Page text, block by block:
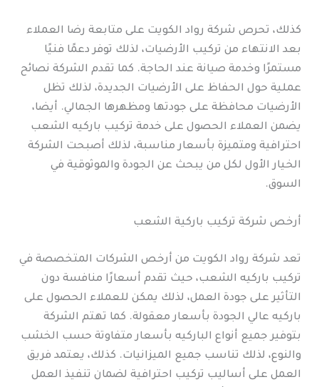
كذلك، تحرص شركة رواد الكويت على متابعة رضا العملاء
بعد الانتهاء من تركيب الأرضيات، لذلك توفر دعمًا فنيًا
مستمرًا وخدمة صيانة عند الحاجة. كما تقدم الشركة نصائح
عملية حول الحفاظ على الأرضيات الجديدة، لذلك تظل
الأرضيات محافظة على جودتها ومظهرها الجمالي. أيضا،
يضمن العملاء الحصول على خدمة تركيب باركيه الشعب
احترافية ومتميزة بأسعار مناسبة، لذلك أصبحت الشركة
الخيار الأول لكل من يبحث عن الجودة والموثوقية في
السوق.
أرخص شركة تركيب باركية الشعب
تعد شركة رواد الكويت من أرخص الشركات المتخصصة في
تركيب باركيه الشعب، حيث تقدم أسعارًا منافسة دون
التأثير على جودة العمل، لذلك يمكن للعملاء الحصول على
باركيه عالي الجودة بأسعار معقولة. كما تهتم الشركة
بتوفير جميع أنواع الباركيه بأسعار متفاوتة حسب الخشب
والنوع، لذلك تناسب جميع الميزانيات. كذلك، يعتمد فريق
العمل على أساليب تركيب احترافية لضمان تنفيذ العمل